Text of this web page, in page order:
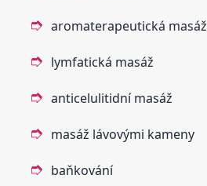
aromaterapeutická masáž
lymfatická masáž
anticelulitidní masáž
masáž lávovými kameny
baňkování